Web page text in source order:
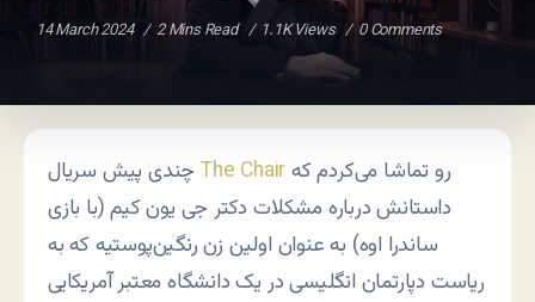
14 March 2024 2 Mins Read 1.1K Views 0 Comments
چندی پیش سریالThe Chairرو تماشا می‌کردم که
داستانش درباره مشکلات دکتر جی یون کیم (با بازی
ساندرا اوه) به عنوان اولین زن رنگین‌پوستیه که به
ریاست دپارتمان انگلیسی در یک دانشگاه معتبر آمریکایی